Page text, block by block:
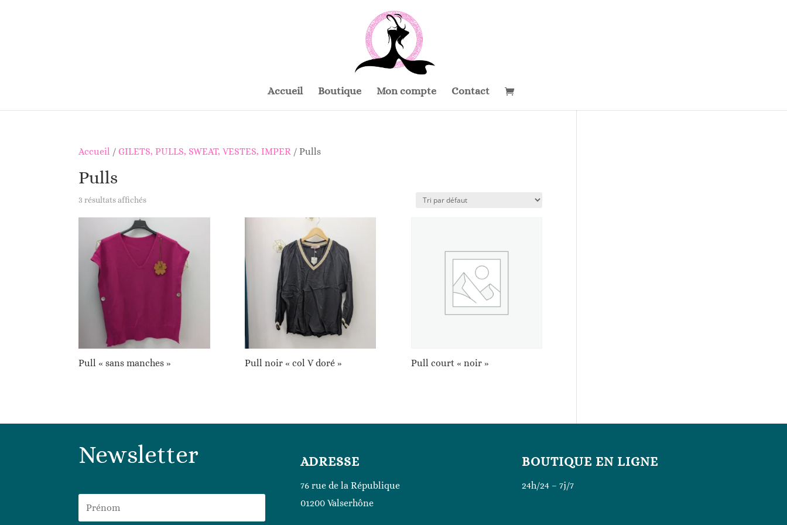
Accueil Boutique Mon compte Contact
Accueil /GILETS, PULLS, SWEAT, VESTES, IMPER / Pulls
Pulls
3 résultats affichés
Pull « sans manches » Pull noir « col V doré » Pull court « noir »
Newsletter ADRESSE
76 rue de la République
01200 Valserhône
BOUTIQUE EN LIGNE
24h/24 – 7j/7